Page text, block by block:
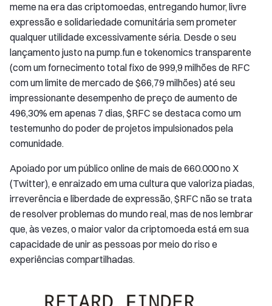
meme na era das criptomoedas, entregando humor, livre
expressão e solidariedade comunitária sem prometer
qualquer utilidade excessivamente séria. Desde o seu
lançamento justo na pump.fun e tokenomics transparente
(com um fornecimento total fixo de 999,9 milhões de RFC
com um limite de mercado de $66,79 milhões) até seu
impressionante desempenho de preço de aumento de
496,30% em apenas 7 dias, $RFC se destaca como um
testemunho do poder de projetos impulsionados pela
comunidade.
Apoiado por um público online de mais de 660.000 no X
(Twitter), e enraizado em uma cultura que valoriza piadas,
irreverência e liberdade de expressão, $RFC não se trata
de resolver problemas do mundo real, mas de nos lembrar
que, às vezes, o maior valor da criptomoeda está em sua
capacidade de unir as pessoas por meio do riso e
experiências compartilhadas.